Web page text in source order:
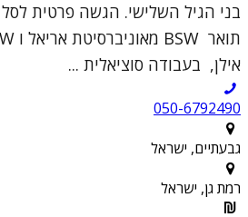
בני הגיל השלישי. הגשה פרטית
אילן, בעבודה סוציאלית ...
050-6792490
גבעתיים, ישראל
רמת גן, ישראל